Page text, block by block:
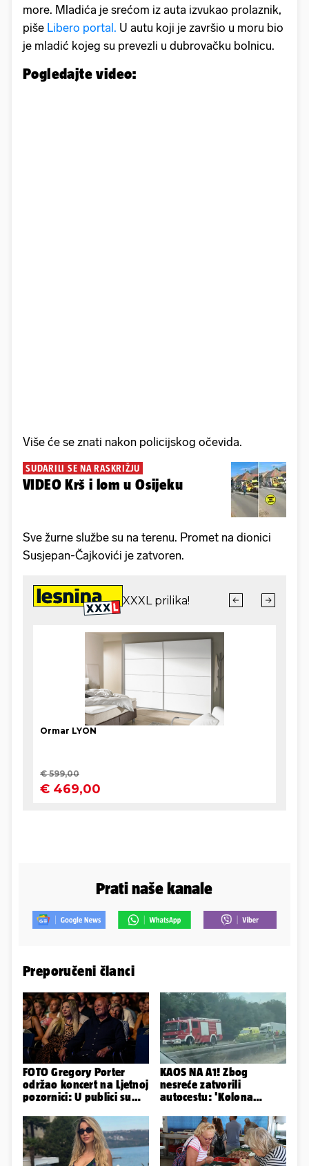
more. Mladića je srećom iz auta izvukao prolaznik,
piše Libero portal. U autu koji je završio u moru bio
je mladić kojeg su prevezli u dubrovačku bolnicu.
Pogledajte video:
Više će se znati nakon policijskog očevida.
SUDARILI SE NA RASKRIŽJU
VIDEO Krš i lom u Osijeku
Sve žurne službe su na terenu. Promet na dionici
Susjepan-Čajkovići je zatvoren.
Prati naše kanale
Preporučeni članci
FOTO Gregory Porter
održao koncert na Ljetnoj
pozornici: U publici su
KAOS NA A1! Zbog
nesreće zatvorili
autocestu: 'Kolona
km...'